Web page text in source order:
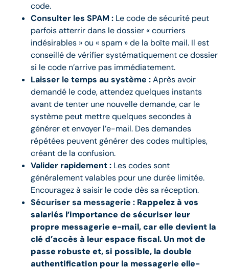
code.
Consulter les SPAM : Le code de sécurité peut
parfois atterrir dans le dossier « courriers
indésirables » ou « spam » de la boîte mail. Il est
conseillé de vérifier systématiquement ce dossier
si le code n’arrive pas immédiatement.
Laisser le temps au système :Après avoir
demandé le code, attendez quelques instants
avant de tenter une nouvelle demande, car le
système peut mettre quelques secondes à
générer et envoyer l’e-mail. Des demandes
répétées peuvent générer des codes multiples,
créant de la confusion.
Valider rapidement : Les codes sont
généralement valables pour une durée limitée.
Encouragez à saisir le code dès sa réception.
Sécuriser sa messagerie : Rappelez à vos
salariés l’importance de sécuriser leur
propre messagerie e-mail, car elle devient la
clé d’accès à leur espace fiscal. Un mot de
passe robuste et, si possible, la double
authentification pour la messagerie elle-